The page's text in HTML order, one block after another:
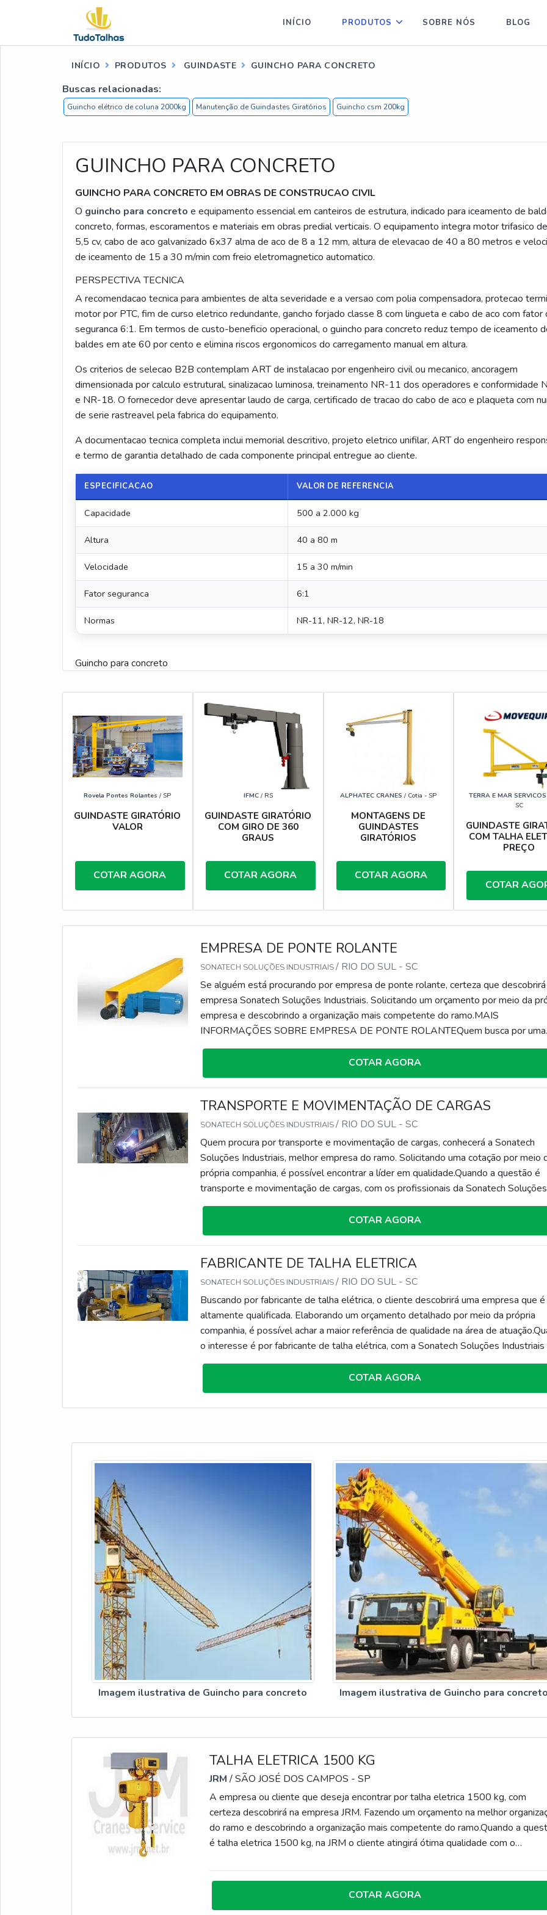
INÍCIO PRODUTOS SOBRE NÓS BLOG
INÍCIO PRODUTOS GUINDASTE GUINCHO PARA CONCRETO
Buscas relacionadas:
Guincho elétrico de coluna 2000kg Manutenção de Guindastes Giratórios Guincho csm 200kg
GUINCHO PARA CONCRETO
GUINCHO PARA CONCRETO EM OBRAS DE CONSTRUCAO CIVIL
O guincho para concreto e equipamento essencial em canteiros de estrutura, indicado para iceamento de
concreto, formas, escoramentos e materiais em obras predial verticais. O equipamento integra motor trifasico
5,5 cv, cabo de aco galvanizado 6x37 alma de aco de 8 a 12 mm, altura de elevacao de 40 a 80 metros e
de iceamento de 15 a 30 m/min com freio eletromagnetico automatico.
PERSPECTIVA TECNICA
A recomendacao tecnica para ambientes de alta severidade e a versao com polia compensadora, protecao
motor por PTC, fim de curso eletrico redundante, gancho forjado classe 8 com lingueta e cabo de aco com fator
seguranca 6:1. Em termos de custo-beneficio operacional, o guincho para concreto reduz tempo de iceamento
baldes em ate 60 por cento e elimina riscos ergonomicos do carregamento manual em altura.
Os criterios de selecao B2B contemplam ART de instalacao por engenheiro civil ou mecanico, ancoragem
dimensionada por calculo estrutural, sinalizacao luminosa, treinamento NR-11 dos operadores e conformidade
e NR-18. O fornecedor deve apresentar laudo de carga, certificado de tracao do cabo de aco e plaqueta com
de serie rastreavel pela fabrica do equipamento.
A documentacao tecnica completa inclui memorial descritivo, projeto eletrico unifilar, ART do engenheiro
e termo de garantia detalhado de cada componente principal entregue ao cliente.
ESPECIFICACAO VALOR DE REFERENCIA
Capacidade 500 a 2.000 kg
Altura 40 a 80 m
Velocidade 15 a 30 m/min
Fator seguranca 6:1
Normas NR-11, NR-12, NR-18
Guincho para concreto
Rovela Pontes Rolantes / SP
GUINDASTE GIRATÓRIO
VALOR
COTAR AGORA
IFMC/ RS
GUINDASTE GIRATÓRIO
COM GIRO DE 360
GRAUS
COTAR AGORA
ALPHATEC CRANES / Cotia - SP
MONTAGENS DE
GUINDASTES
GIRATÓRIOS
COTAR AGORA
TERRA E MAR
SC
GUINDASTE
COM TALHA
PREÇO
COTAR
EMPRESA DE PONTE ROLANTE
SONATECH SOLUÇÕES INDUSTRIAIS/ RIO DO SUL - SC
Se alguém está procurando por empresa de ponte rolante, certeza que descobrirá
empresa Sonatech Soluções Industriais. Solicitando um orçamento por meio da
empresa e descobrindo a organização mais competente do ramo.MAIS
INFORMAÇÕES SOBRE EMPRESA DE PONTE ROLANTEQuem busca por uma
empresa de ponte rolante que preza pela segurança, acha a Sonatech Soluções
Industriais. Atuando com conserto de talha elétrica e montagem de painéi...
COTAR AGORA
TRANSPORTE E MOVIMENTAÇÃO DE CARGAS
SONATECH SOLUÇÕES INDUSTRIAIS/ RIO DO SUL - SC
Quem procura por transporte e movimentação de cargas, conhecerá a Sonatech
Soluções Industriais, melhor empresa do ramo. Solicitando uma cotação por meio
própria companhia, é possível encontrar a líder em qualidade.Quando a questão é
transporte e movimentação de cargas, com os profissionais da Sonatech Soluções
Industriais o cliente conseguirá ótima qualidade com pagamento
SOBRE TRANSPORTE E MOVIMENTAÇÃO DE CARGASA...
COTAR AGORA
FABRICANTE DE TALHA ELETRICA
SONATECH SOLUÇÕES INDUSTRIAIS/ RIO DO SUL - SC
Buscando por fabricante de talha elétrica, o cliente descobrirá uma empresa que é
altamente qualificada. Elaborando um orçamento detalhado por meio da própria
companhia, é possível achar a maior referência de qualidade na área de
o interesse é por fabricante de talha elétrica, com a Sonatech Soluções
cliente conseguirá proteção com soluções para área industrial
eletromecânica.DIFERENCIAIS IMPORTANTES DE FABR...
COTAR AGORA
Imagem ilustrativa de Guincho para concreto Imagem ilustrativa de Guincho para concreto
TALHA ELETRICA 1500 KG
JRM/ SÃO JOSÉ DOS CAMPOS - SP
A empresa ou cliente que deseja encontrar por talha eletrica 1500 kg, com
certeza descobrirá na empresa JRM. Fazendo um orçamento na melhor
do ramo e descobrindo a organização mais competente do ramo.Quando a
é talha eletrica 1500 kg, na JRM o cliente atingirá ótima qualidade com o
IMPORTANTES DE TALHA ELETRICA 1500 KGA JRM centraliza seus
em criar aos parceiros uma estrutura com oficina completa onde é realizado
COTAR AGORA